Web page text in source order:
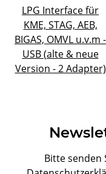
LPG Interface für
KME, STAG, AEB,
BIGAS, OMVL u.v.m -
USB (alte & neue
Version - 2 Adapter)
Bitte senden